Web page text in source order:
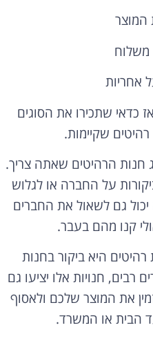
כדאי שתכירו את הסוגים
שקיימות.
חנות הרהיטים שאתה צריך.
על החברה או לגלוש
גם לשאול את החברים
קנו מהם בעבר.
היא ביקור בחנות
רבים, חנויות אלו יציעו גם
את המוצר שלכם ולאסוף
הבית או המשרד.